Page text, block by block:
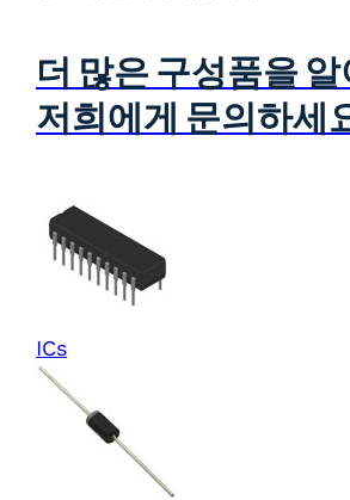
더 많은 구성품을
저희에게 문의하세
ICs